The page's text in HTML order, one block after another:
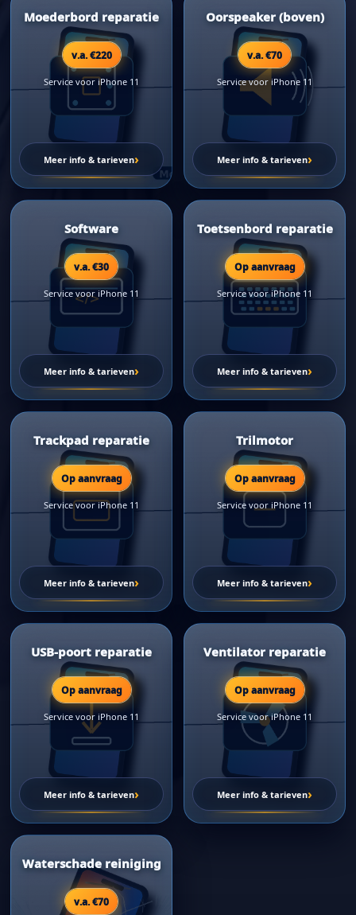
Moederbord reparatie
v.a. €220
Service voor iPhone 11
Meer info & tarieven›
Oorspeaker (boven)
v.a. €70
Service voor iPhone 11
Meer info & tarieven›
Software
v.a. €30
Service voor iPhone 11
Meer info & tarieven›
Toetsenbord reparatie
Op aanvraag
Service voor iPhone 11
Meer info & tarieven›
Trackpad reparatie
Op aanvraag
Service voor iPhone 11
Meer info & tarieven›
Trilmotor
Op aanvraag
Service voor iPhone 11
Meer info & tarieven›
USB-poort reparatie
Op aanvraag
Service voor iPhone 11
Meer info & tarieven›
Ventilator reparatie
Op aanvraag
Service voor iPhone 11
Meer info & tarieven›
Waterschade reiniging
v.a. €70